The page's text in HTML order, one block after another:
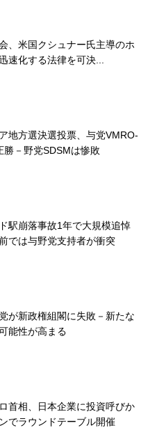
、米国クシュナー氏主導のホ
速化する法律を可決...
地方選決選投票、与党VMRO-
勝－野党SDSMは惨敗
駅崩落事故1年で大規模追悼
では与野党支持者が衝突
が新政権組閣に失敗－新たな
能性が高まる
首相、日本企業に投資呼びか
でラウンドテーブル開催